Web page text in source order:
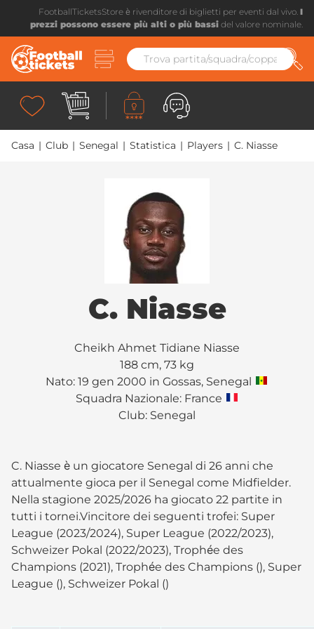
FootballTicketsStore è rivenditore di biglietti per eventi dal vivo. I
prezzi possono essere più alti o più bassi del valore nominale.
Casa | Club | Senegal | Statistica | Players | C. Niasse
C. Niasse
Cheikh Ahmet Tidiane Niasse
188 cm, 73 kg
Nato: 19 gen 2000 in Gossas, Senegal
Squadra Nazionale: France
Club: Senegal
C. Niasse è un giocatore Senegal di 26 anni che
attualmente gioca per il Senegal come Midfielder.
Nella stagione 2025/2026 ha giocato 22 partite in
tutti i tornei.Vincitore dei seguenti trofei: Super
League (2023/2024), Super League (2022/2023),
Schweizer Pokal (2022/2023), Trophée des
Champions (2021), Trophée des Champions (), Super
League (), Schweizer Pokal ()